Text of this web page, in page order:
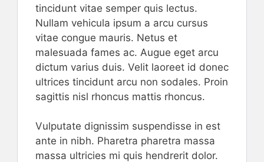
tincidunt vitae semper quis lectus.
Nullam vehicula ipsum a arcu cursus
vitae congue mauris. Netus et
malesuada fames ac. Augue eget arcu
dictum varius duis. Velit laoreet id donec
ultrices tincidunt arcu non sodales. Proin
sagittis nisl rhoncus mattis rhoncus.
Vulputate dignissim suspendisse in est
ante in nibh. Pharetra pharetra massa
massa ultricies mi quis hendrerit dolor.